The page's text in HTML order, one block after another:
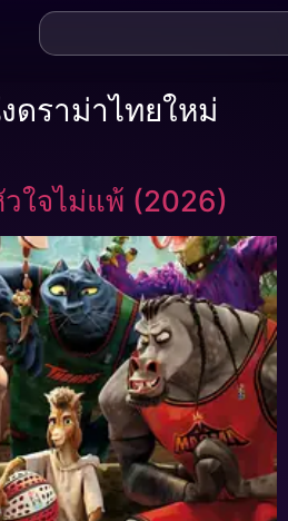
ดราม่าไทยใหม่
ใจไม่แพ้ (2026)